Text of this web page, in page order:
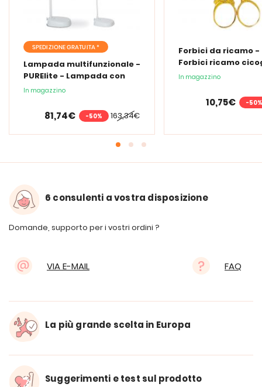
SPEDIZIONE GRATUITA *
Lampada multifunzionale -
PURElite - Lampada con
lente d'ingrandimento
In magazzino
163,34€
81,74€ -50%
Forbici da ricamo -
Forbici ricamo
In magazzino
10,75€ -50%
6 consulenti a vostra disposizione
Domande, supporto per i vostri ordini ?
VIA E-MAIL FAQ
La più grande scelta in Europa
Suggerimenti e test sul prodotto